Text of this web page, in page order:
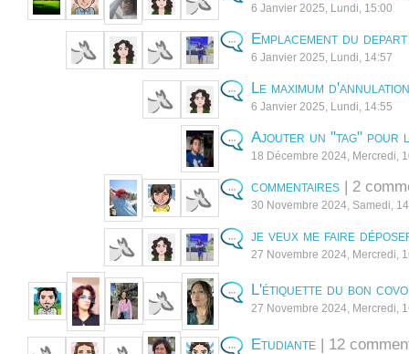
6 Janvier 2025, Lundi, 15:00
Emplacement du depart
6 Janvier 2025, Lundi, 14:57
Le maximum
6 Janvier 2025, Lundi, 14:55
Ajouter un "tag" pour
18 Décembre 2024, Mercredi,
commentaires | 2
30 Novembre 2024, Samedi,
je veux me faire
27 Novembre 2024, Mercredi,
L'étiquette du bon
27 Novembre 2024, Mercredi,
Etudiante | 12